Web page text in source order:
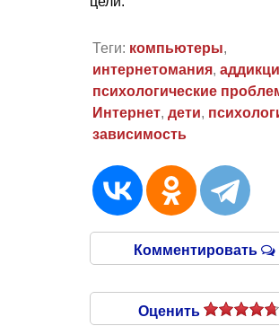
Теги: компьютеры,
интернетомания,
психологические
Интернет, дети,
зависимость
Комментировать
Оценить